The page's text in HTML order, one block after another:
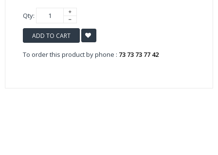
Qty:
ADD TO CART
To order this product by phone : 73 73 73 77 42